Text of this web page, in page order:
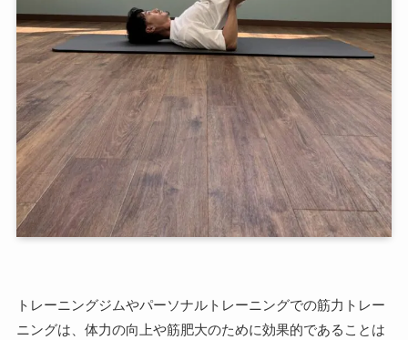
トレーニングジムやパーソナルトレーニングでの筋力トレー
ニングは、体力の向上や筋肥大のために効果的であることは